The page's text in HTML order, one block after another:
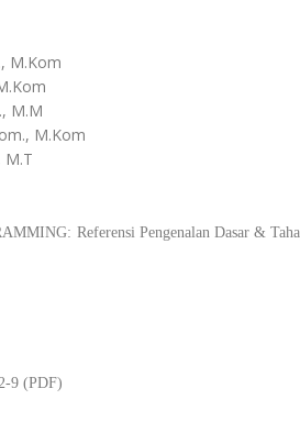
M.Kom
M.M
M.Kom
M.T
Referensi Pengenalan Dasar &
9 (PDF)